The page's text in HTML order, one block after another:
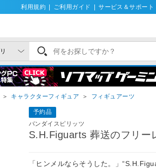
利用規約 ご利用ガイド サービス＆サポート
＞ キャラクターフィギュア ＞ フィギュアーツ
予約品
バンダイスピリッツ
S.H.Figuarts 葬送のフリー
「ヒンメルならそうした。」